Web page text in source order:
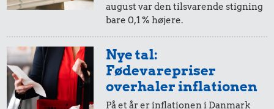
0,45 kr.
august var den tilsvarende stigning
bare 0,1 % højere.
Nye tal:
Fødevarepriser
overhaler inflationen
På et år er inflationen i Danmark